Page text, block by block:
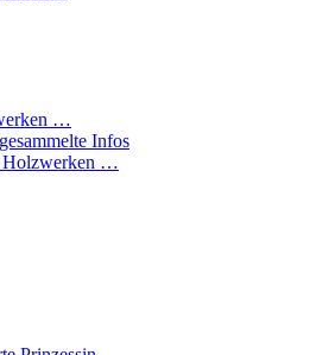
…
Infos
Holzwerken …